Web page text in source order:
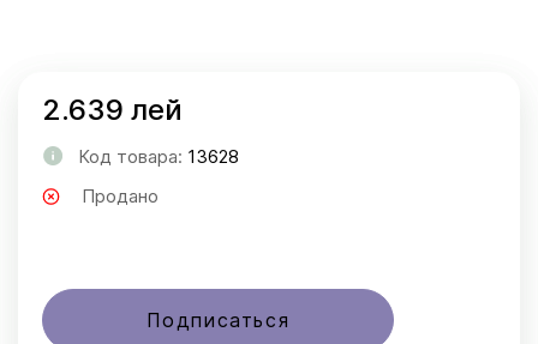
2.639 лей
Код товара: 13628
Продано
Подписаться